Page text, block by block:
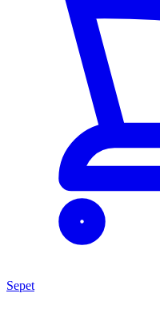
Sepet